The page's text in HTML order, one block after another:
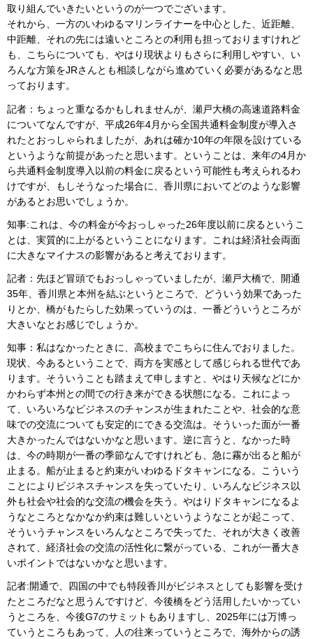
取り組んでいきたいというのが一つでございます。
それから、一方のいわゆるマリンライナーを中心とした、近距離、
中距離、それの先には遠いところとの利用も担っておりますけれど
も、こちらについても、やはり現状よりもさらに利用しやすい、い
ろんな方策をJRさんとも相談しながら進めていく必要があるなと思
っております。
記者：ちょっと重なるかもしれませんが、瀬戸大橋の高速道路料金
についてなんですが、平成26年4月から全国共通料金制度が導入さ
れたとおっしゃられましたが、あれは確か10年の年限を設けている
というような前提があったと思います。ということは、来年の4月か
ら共通料金制度導入以前の料金に戻るという可能性も考えられるわ
けですが、もしそうなった場合に、香川県においてどのような影響
があるとお思いでしょうか。
知事:これは、今の料金が今おっしゃった26年度以前に戻るというこ
とは、実質的に上がるということになります。これは経済社会両面
に大きなマイナスの影響があると考えております。
記者：先ほど冒頭でもおっしゃっていましたが、瀬戸大橋で、開通
35年、香川県と本州を結ぶというところで、どういう効果であった
りとか、橋がもたらした効果っていうのは、一番どういうところが
大きいなとお感じでしょうか。
知事：私はなかったときに、高校までこちらに住んでおりました。
現状、今あるということで、両方を実感として感じられる世代であ
ります。そういうことも踏まえて申しますと、やはり天候などにか
かわらず本州との間での行き来ができる状態になる。これによっ
て、いろいろなビジネスのチャンスが生まれたことや、社会的な意
味での交流についても安定的にできる交流は。そういった面が一番
大きかったんではないかなと思います。逆に言うと、なかった時
は、今の時期が一番の季節なんですけれども、急に霧が出ると船が
止まる。船が止まると約束がいわゆるドタキャンになる。こういう
ことによりビジネスチャンスを失っていたり、いろんなビジネス以
外も社会や社会的な交流の機会を失う。やはりドタキャンになるよ
うなところとなかなか約束は難しいというようなことが起こって、
そういうチャンスをいろんなところで失ってた、それが大きく改善
されて、経済社会の交流の活性化に繋がっている、これが一番大き
いポイントではないかなと思います。
記者:開通で、四国の中でも特段香川がビジネスとしても影響を受け
たところだなと思うんですけど、今後橋をどう活用したいかってい
うところを、今後G7のサミットもありますし、2025年には万博っ
ていうところもあって、人の往来っていうところで、海外からの誘